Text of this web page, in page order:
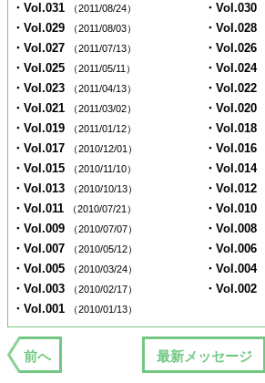
・Vol.031 （2011/08/24） ・Vol.030
・Vol.029 （2011/08/03） ・Vol.028
・Vol.027 （2011/07/13） ・Vol.026
・Vol.025 （2011/05/11） ・Vol.024
・Vol.023 （2011/04/13） ・Vol.022
・Vol.021 （2011/03/02） ・Vol.020
・Vol.019 （2011/01/12） ・Vol.018
・Vol.017 （2010/12/01） ・Vol.016
・Vol.015 （2010/11/10） ・Vol.014
・Vol.013 （2010/10/13） ・Vol.012
・Vol.011 （2010/07/21） ・Vol.010
・Vol.009 （2010/07/07） ・Vol.008
・Vol.007 （2010/05/12） ・Vol.006
・Vol.005 （2010/03/24） ・Vol.004
・Vol.003 （2010/02/17） ・Vol.002
・Vol.001 （2010/01/13）
前へ 最新メッセージ